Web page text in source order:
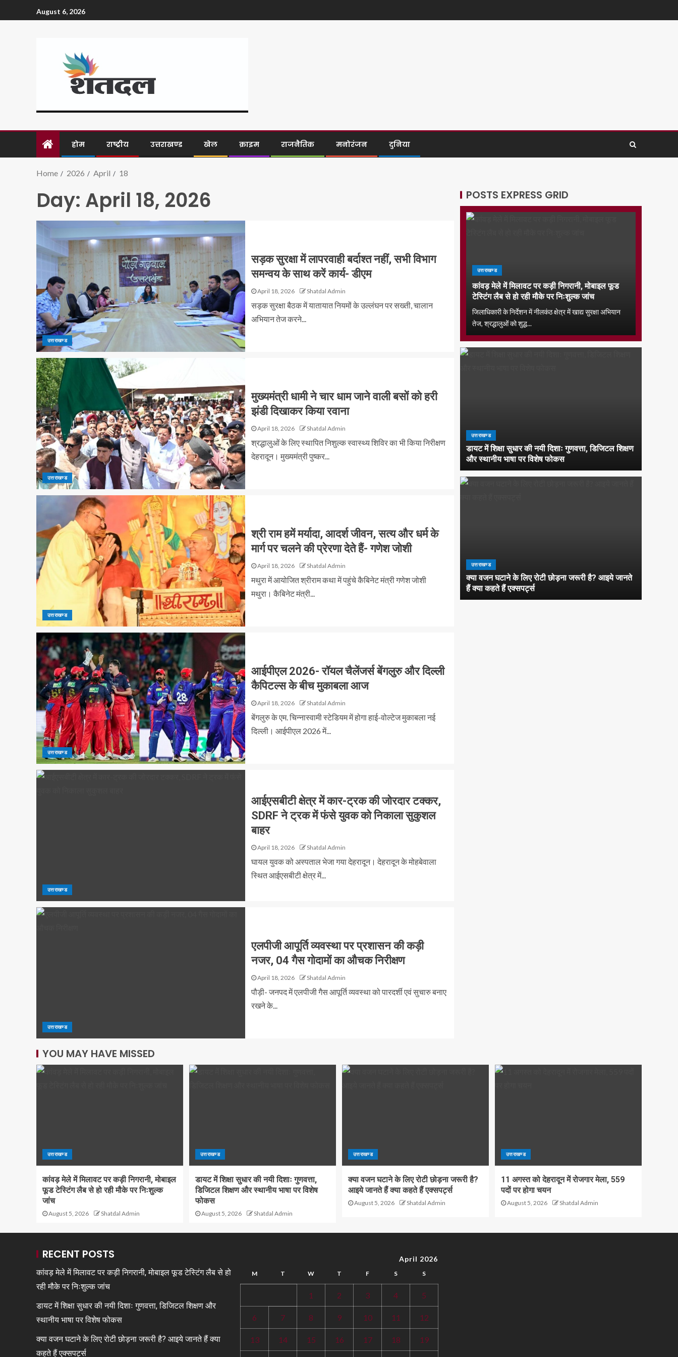
August 6, 2026
होम राष्ट्रीय उत्तराखण्ड खेल क्राइम राजनैतिक मनोरंजन दुनिया
Home 2026 April 18
Day: April 18, 2026
उत्तराखण्ड
सड़क सुरक्षा में लापरवाही बर्दाश्त नहीं, सभी विभाग
समन्वय के साथ करें कार्य- डीएम
April 18, 2026 Shatdal Admin
सड़क सुरक्षा बैठक में यातायात नियमों के उल्लंघन पर सख्ती, चालान
अभियान तेज करने...
उत्तराखण्ड
मुख्यमंत्री धामी ने चार धाम जाने वाली बसों को हरी
झंडी दिखाकर किया रवाना
April 18, 2026 Shatdal Admin
श्रद्धालुओं के लिए स्थापित निशुल्क स्वास्थ्य शिविर का भी किया निरीक्षण
देहरादून। मुख्यमंत्री पुष्कर...
उत्तराखण्ड
श्री राम हमें मर्यादा, आदर्श जीवन, सत्य और धर्म के
मार्ग पर चलने की प्रेरणा देते हैं- गणेश जोशी
April 18, 2026 Shatdal Admin
मथुरा में आयोजित श्रीराम कथा में पहुंचे कैबिनेट मंत्री गणेश जोशी
मथुरा। कैबिनेट मंत्री...
उत्तराखण्ड
आईपीएल 2026- रॉयल चैलेंजर्स बेंगलुरु और दिल्ली
कैपिटल्स के बीच मुकाबला आज
April 18, 2026 Shatdal Admin
बेंगलुरु के एम. चिन्नास्वामी स्टेडियम में होगा हाई-वोल्टेज मुकाबला नई
दिल्ली। आईपीएल 2026 में...
उत्तराखण्ड
आईएसबीटी क्षेत्र में कार-ट्रक की जोरदार टक्कर,
SDRF ने ट्रक में फंसे युवक को निकाला सुकुशल
बाहर
April 18, 2026 Shatdal Admin
घायल युवक को अस्पताल भेजा गया देहरादून। देहरादून के मोहबेवाला
स्थित आईएसबीटी क्षेत्र में...
उत्तराखण्ड
एलपीजी आपूर्ति व्यवस्था पर प्रशासन की कड़ी
नजर, 04 गैस गोदामों का औचक निरीक्षण
April 18, 2026 Shatdal Admin
पौड़ी- जनपद में एलपीजी गैस आपूर्ति व्यवस्था को पारदर्शी एवं सुचारु बनाए
रखने के...
POSTS EXPRESS GRID
उत्तराखण्ड
कांवड़ मेले में मिलावट पर कड़ी निगरानी, मोबाइल फूड
टेस्टिंग लैब से हो रही मौके पर निःशुल्क जांच
जिलाधिकारी के निर्देशन में नीलकंठ क्षेत्र में खाद्य सुरक्षा अभियान
तेज, श्रद्धालुओं को शुद्ध...
उत्तराखण्ड
डायट में शिक्षा सुधार की नयी दिशाः गुणवत्ता, डिजिटल शिक्षण
और स्थानीय भाषा पर विशेष फोकस
उत्तराखण्ड
क्या वजन घटाने के लिए रोटी छोड़ना जरूरी है? आइये जानते
हैं क्या कहते हैं एक्सपर्ट्स
YOU MAY HAVE MISSED
उत्तराखण्ड
कांवड़ मेले में मिलावट पर कड़ी निगरानी, मोबाइल
फूड टेस्टिंग लैब से हो रही मौके पर निःशुल्क
जांच
August 5, 2026 Shatdal Admin
उत्तराखण्ड
डायट में शिक्षा सुधार की नयी दिशाः गुणवत्ता,
डिजिटल शिक्षण और स्थानीय भाषा पर विशेष
फोकस
August 5, 2026 Shatdal Admin
उत्तराखण्ड
क्या वजन घटाने के लिए रोटी छोड़ना जरूरी है?
आइये जानते हैं क्या कहते हैं एक्सपर्ट्स
August 5, 2026 Shatdal Admin
उत्तराखण्ड
11 अगस्त को देहरादून में रोजगार मेला, 559
पदों पर होगा चयन
August 5, 2026 Shatdal Admin
RECENT POSTS
कांवड़ मेले में मिलावट पर कड़ी निगरानी, मोबाइल फूड टेस्टिंग लैब से हो
रही मौके पर निःशुल्क जांच
डायट में शिक्षा सुधार की नयी दिशाः गुणवत्ता, डिजिटल शिक्षण और
स्थानीय भाषा पर विशेष फोकस
क्या वजन घटाने के लिए रोटी छोड़ना जरूरी है? आइये जानते हैं क्या
कहते हैं एक्सपर्ट्स
April 2026
M T W T F S S
1 2 3 4 5
6 7 8 9 10 11 12
13 14 15 16 17 18 19